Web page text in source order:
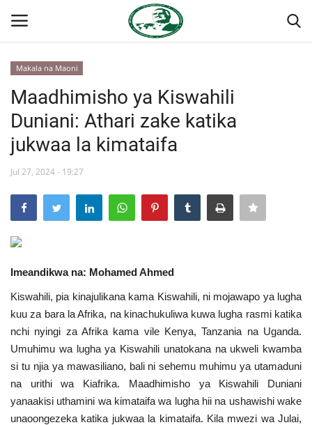
Nyumba
Onyesho la Majaribio
Jukwaa la Nasser la Kimataifa
Misri
Timu yetu
Urithi wa Nasser
Habari
Harakati ya Nasser kwa Vijana
Makala na Maoni
Maadhimisho ya Kiswahili
Duniani: Athari zake katika
jukwaa la kimataifa
Jul 27, 2024 - 19:27
Imeandikwa na: Mohamed Ahmed
Kiswahili, pia kinajulikana kama Kiswahili, ni mojawapo ya lugha
kuu za bara la Afrika, na kinachukuliwa kuwa lugha rasmi katika
nchi nyingi za Afrika kama vile Kenya, Tanzania na Uganda.
Umuhimu wa lugha ya Kiswahili unatokana na ukweli kwamba
si tu njia ya mawasiliano, bali ni sehemu muhimu ya utamaduni
na urithi wa Kiafrika. Maadhimisho ya Kiswahili Duniani
yanaakisi uthamini wa kimataifa wa lugha hii na ushawishi wake
unaoongezeka katika jukwaa la kimataifa. Kila mwezi wa Julai,